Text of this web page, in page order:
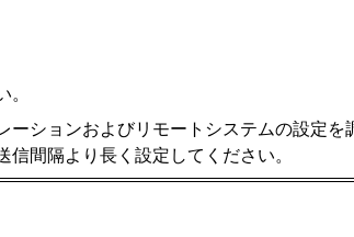
。
ーションおよびリモートシステムの設定を
間隔より長く設定してください。